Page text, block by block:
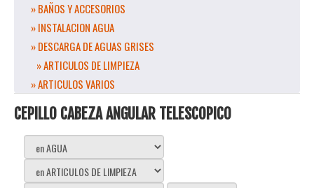
» BAÑOS Y ACCESORIOS
» INSTALACION AGUA
» DESCARGA DE AGUAS GRISES
» ARTICULOS DE LIMPIEZA
» ARTICULOS VARIOS
CEPILLO CABEZA ANGULAR TELESCOPICO